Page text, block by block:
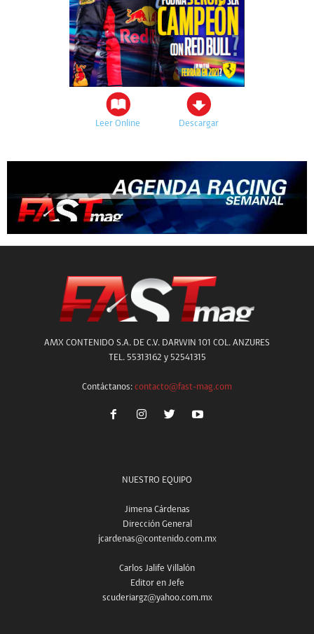
Leer Online Descargar
AMX CONTENIDO S.A. DE C.V. DARWIN 101 COL. ANZURES
TEL. 55313162 y 52541315
Contáctanos: contacto@fast-mag.com
NUESTRO EQUIPO
Jimena Cárdenas
Dirección General
jcardenas@contenido.com.mx
Carlos Jalife Villalón
Editor en Jefe
scuderiargz@yahoo.com.mx